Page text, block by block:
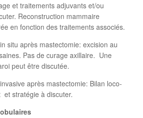
et traitements adjuvants et/ou
Reconstruction mammaire
en fonction des traitements associés.
situ après mastectomie: excision au
Pas de curage axillaire. Une
peut être discutée.
après mastectomie: Bilan loco-
et stratégie à discuter.